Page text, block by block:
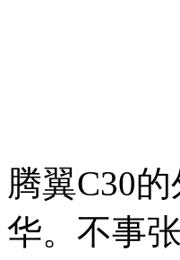
腾翼C30
华。不事